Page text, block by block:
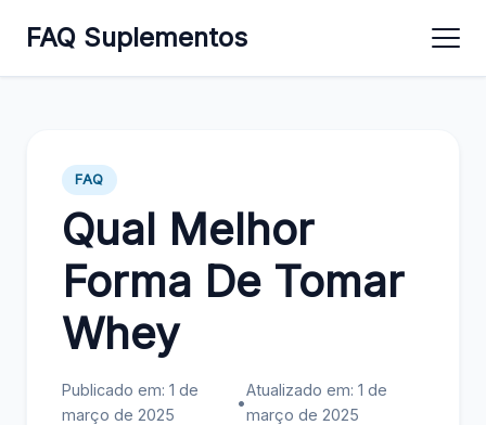
FAQ Suplementos
FAQ
Qual Melhor
Forma De Tomar
Whey
Publicado em: 1 de
março de 2025
•
Atualizado em: 1 de
março de 2025